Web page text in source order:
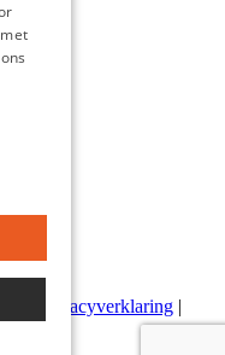
Privacyverklaring |